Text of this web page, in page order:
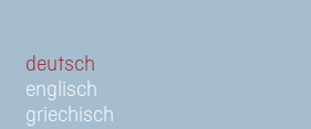
de
en
gr